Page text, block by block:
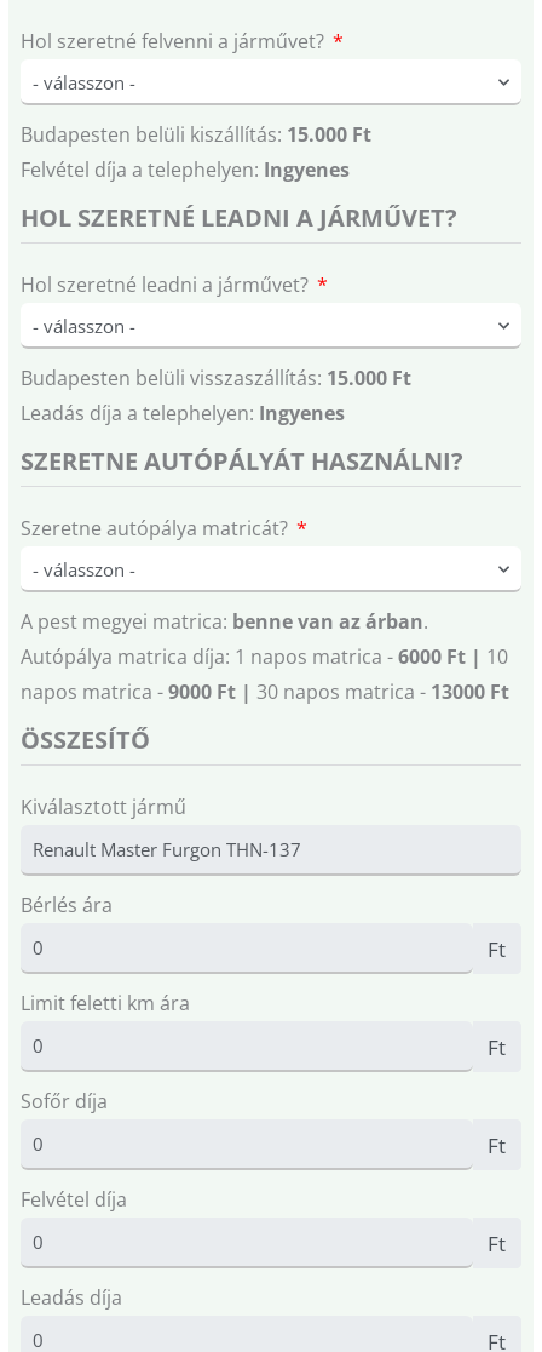
Hol szeretné felvenni a járművet?
Budapesten belüli kiszállítás: 15.000 Ft
Felvétel díja a telephelyen: Ingyenes
HOL SZERETNÉ LEADNI A JÁRMŰVET?
Hol szeretné leadni a járművet?
Budapesten belüli visszaszállítás: 15.000 Ft
Leadás díja a telephelyen: Ingyenes
SZERETNE AUTÓPÁLYÁT HASZNÁLNI?
Szeretne autópálya matricát?
A pest megyei matrica: benne van az árban.
Autópálya matrica díja: 1 napos matrica -6000 Ft | 10
napos matrica -9000 Ft | 30 napos matrica - 13000 Ft
ÖSSZESÍTŐ
Kiválasztott jármű
Bérlés ára
Ft
Limit feletti km ára
Ft
Sofőr díja
Ft
Felvétel díja
Ft
Leadás díja
Ft